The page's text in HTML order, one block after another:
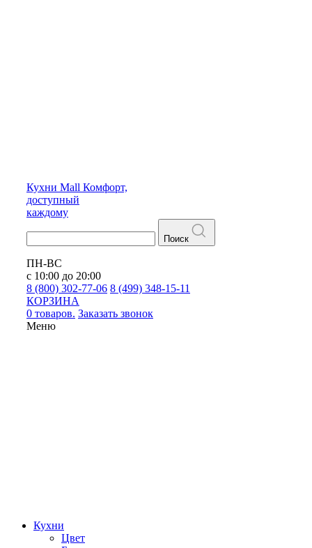
Кухни Mall Комфорт,
доступный
каждому
Поиск
ПН-ВС
с 10:00 до 20:00
8 (800) 302-77-06 8 (499) 348-15-11
КОРЗИНА
0 товаров. Заказать звонок
Меню
Кухни
Цвет